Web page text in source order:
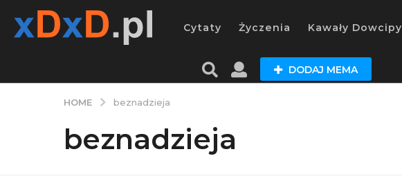
Cytaty Życzenia Kawały Dowcipy
DODAJ MEMA
HOME beznadzieja
beznadzieja